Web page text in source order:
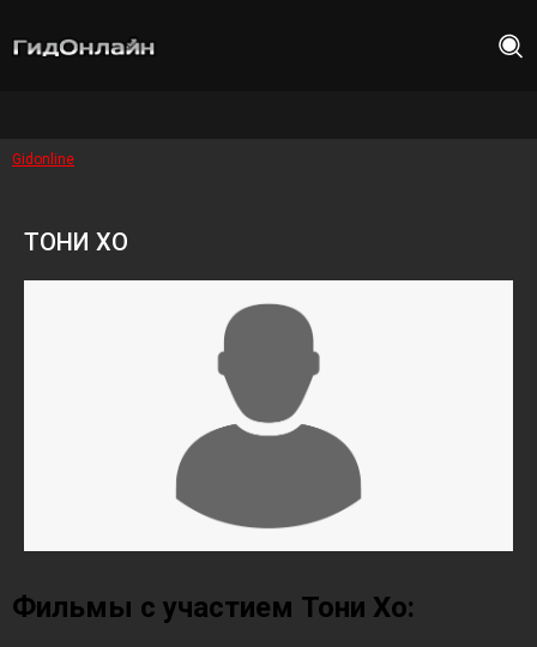
Gidonline
ТОНИ ХО
Фильмы с участием Тони Хо: